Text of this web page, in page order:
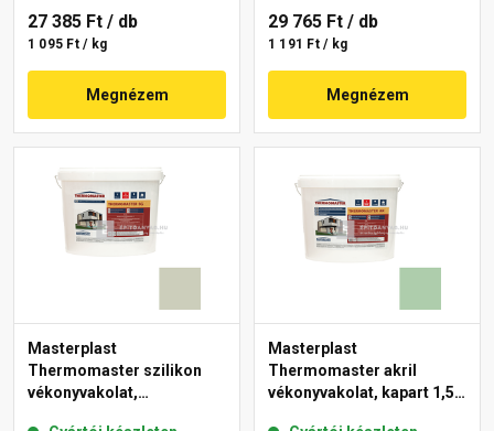
27 385 Ft / db
1 095 Ft / kg
Megnézem
29 765 Ft / db
1 191 Ft / kg
Megnézem
Masterplast
Thermomaster szilikon
vékonyvakolat,
Masterplast
Thermomaster akril
vékonyvakolat, kapart 1,5